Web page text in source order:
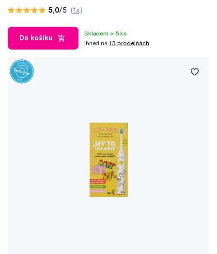
5,0/5 (1x)
Do košíku
Skladem > 5 ks
Ihned na 13 prodejnách